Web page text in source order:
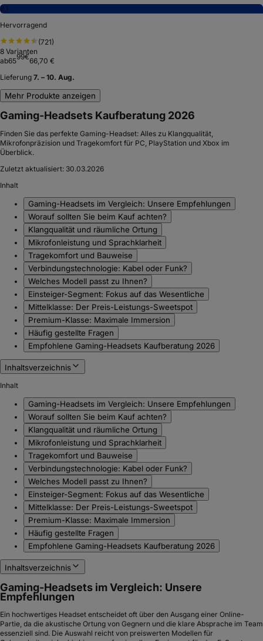
8,1
Hervorragend
(721)
8 Varianten
ab6599€66,70 €
Lieferung 7. – 10. Aug.
Mehr Produkte anzeigen
Gaming-Headsets Kaufberatung 2026
Finden Sie das perfekte Gaming-Headset: Alles zu Klangqualität,
Mikrofonpräzision und Tragekomfort für PC, PlayStation und Xbox im
Überblick.
Zuletzt aktualisiert: 30.03.2026
Inhalt
Gaming-Headsets im Vergleich: Unsere Empfehlungen
Worauf sollten Sie beim Kauf achten?
Klangqualität und räumliche Ortung
Mikrofonleistung und Sprachklarheit
Tragekomfort und Bauweise
Verbindungstechnologie: Kabel oder Funk?
Welches Modell passt zu Ihnen?
Einsteiger-Segment: Fokus auf das Wesentliche
Mittelklasse: Der Preis-Leistungs-Sweetspot
Premium-Klasse: Maximale Immersion
Häufig gestellte Fragen
Empfohlene Gaming-Headsets Kaufberatung 2026
Inhaltsverzeichnis
Inhalt
Gaming-Headsets im Vergleich: Unsere Empfehlungen
Worauf sollten Sie beim Kauf achten?
Klangqualität und räumliche Ortung
Mikrofonleistung und Sprachklarheit
Tragekomfort und Bauweise
Verbindungstechnologie: Kabel oder Funk?
Welches Modell passt zu Ihnen?
Einsteiger-Segment: Fokus auf das Wesentliche
Mittelklasse: Der Preis-Leistungs-Sweetspot
Premium-Klasse: Maximale Immersion
Häufig gestellte Fragen
Empfohlene Gaming-Headsets Kaufberatung 2026
Inhaltsverzeichnis
Gaming-Headsets im Vergleich: Unsere
Empfehlungen
Ein hochwertiges Headset entscheidet oft über den Ausgang einer Online-
Partie, da die akustische Ortung von Gegnern und die klare Absprache im Team
essenziell sind. Die Auswahl reicht von preiswerten Modellen für